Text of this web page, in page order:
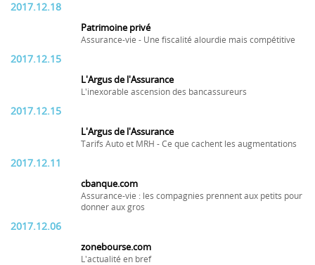
2017.12.18
Patrimoine privé
Assurance-vie - Une fiscalité alourdie mais compétitive
2017.12.15
L'Argus de l'Assurance
L'inexorable ascension des bancassureurs
2017.12.15
L'Argus de l'Assurance
Tarifs Auto et MRH - Ce que cachent les augmentations
2017.12.11
cbanque.com
Assurance-vie : les compagnies prennent aux petits pour
donner aux gros
2017.12.06
zonebourse.com
L'actualité en bref